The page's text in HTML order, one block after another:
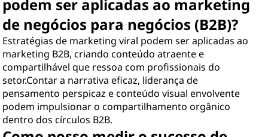
podem ser aplicadas ao marketing
de negócios para negócios (B2B)?
Estratégias de marketing viral podem ser aplicadas ao
marketing B2B, criando conteúdo atraente e
compartilhável que ressoa com profissionais do
setor.Contar a narrativa eficaz, liderança de
pensamento perspicaz e conteúdo visual envolvente
podem impulsionar o compartilhamento orgânico
dentro dos círculos B2B.